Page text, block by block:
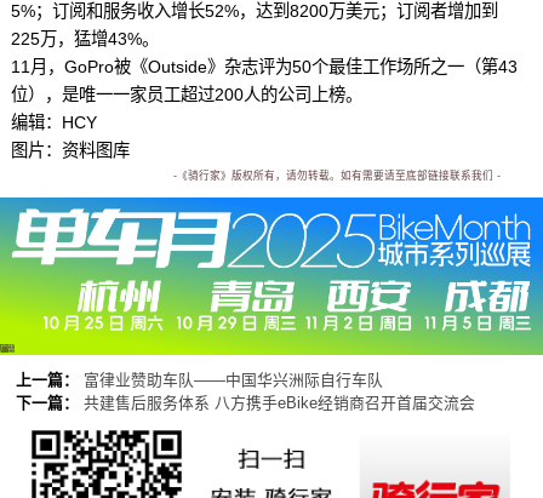
5%；订阅和服务收入增长52%，达到8200万美元；订阅者增加到
225万，猛增43%。
11月，GoPro被《Outside》杂志评为50个最佳工作场所之一（第43
位），是唯一一家员工超过200人的公司上榜。
编辑：HCY
图片：资料图库
-《骑行家》版权所有，请勿转载。如有需要请至底部链接联系我们 -
广告
上一篇：
富律业赞助车队——中国华兴洲际自行车队
下一篇：
共建售后服务体系 八方携手eBike经销商召开首届交流会